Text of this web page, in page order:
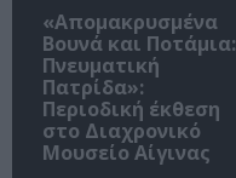
«Απομακρυσμένα
Βουνά και Ποτάμια:
Πνευματική
Πατρίδα»:
Περιοδική έκθεση
στο Διαχρονικό
Μουσείο Αίγινας